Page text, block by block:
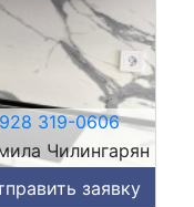
319-0606
Чилингарян
заявку